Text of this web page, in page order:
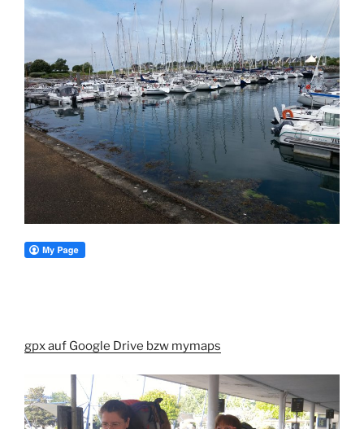
gpx auf Google Drive bzw mymaps